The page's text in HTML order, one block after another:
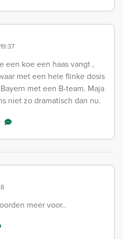
een koe een haas vangt ,
met een hele flinke dosis
met een B-team. Maja
niet zo dramatisch dan nu.
meer voor..